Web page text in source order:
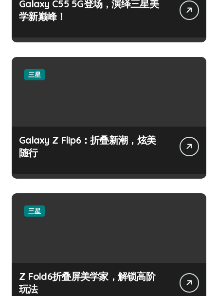
Galaxy C55 5G登场，演绎三星美
学新巅峰！
三星
Galaxy Z Flip6：折叠新潮，炫美
随行
三星
Z Fold6折叠屏美学家，解锁高阶
玩法